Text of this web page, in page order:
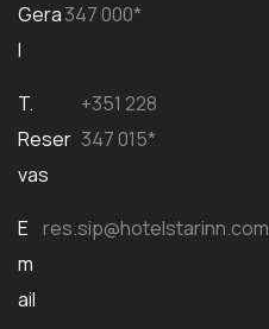
Gera
l
347 000*
T.
Reser
vas
+351 228
347 015*
E
m
ail
res.sip@hotelstarinn.com